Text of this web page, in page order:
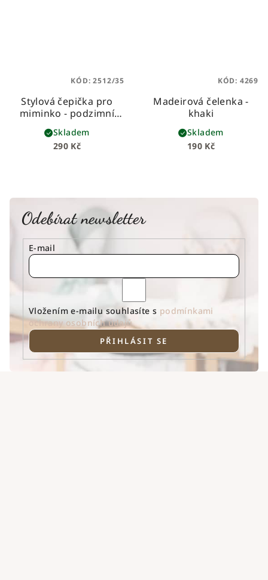
Stylová čepička pro
miminko - podzimní
290 Kč
Skladem
KÓD:2512/35
Madeirová čelenka -
khaki
190 Kč
Skladem
KÓD: 4269
Odebírat newsletter
E-mail
Vložením e-mailu souhlasíte s podmínkami
ochrany osobních údajů
PŘIHLÁSIT SE